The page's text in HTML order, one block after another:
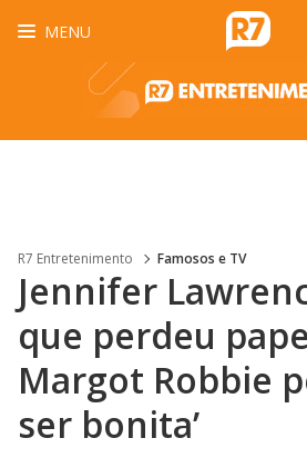
MENU
R7 Entretenimento Famosos e TV
Jennifer
que perdeu
Margot Robbie
ser bonita’